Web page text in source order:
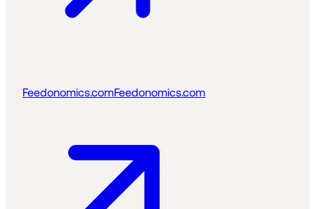
Feedonomics.comFeedonomics.com